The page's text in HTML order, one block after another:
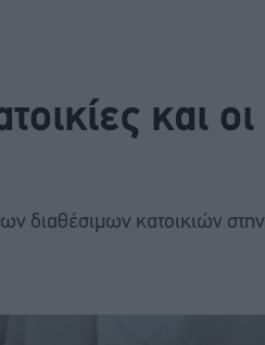
και οι
διαθέσιμων κατοικιών στην